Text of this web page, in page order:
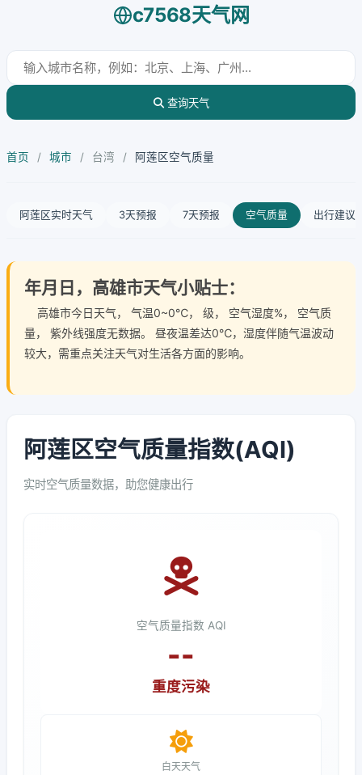
c7568天气网
查询天气
首页 / 城市 / 台湾 / 阿莲区空气质量
阿莲区实时天气 3天预报 7天预报 空气质量 出行建议
年月日，高雄市天气小贴士：
高雄市今日天气， 气温0~0℃， 级， 空气湿度%， 空气质
量， 紫外线强度无数据。 昼夜温差达0℃，湿度伴随气温波动
较大，需重点关注天气对生活各方面的影响。
阿莲区空气质量指数(AQI)
实时空气质量数据，助您健康出行
空气质量指数 AQI
--
重度污染
白天天气